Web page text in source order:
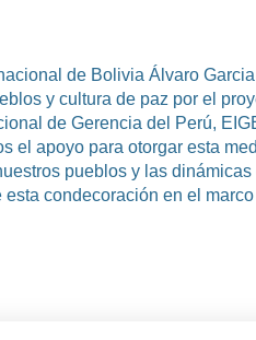
de Bolivia Álvaro
y cultura de paz por el
de Gerencia del Perú,
el apoyo para otorgar esta
pueblos y las
condecoración en el